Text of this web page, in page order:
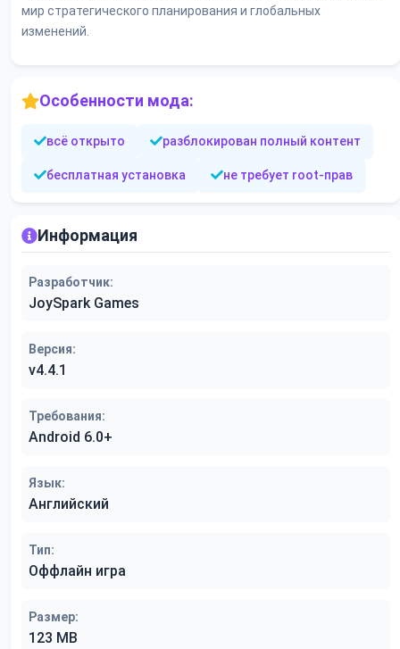
мир стратегического планирования и глобальных
изменений.
Особенности мода:
всё открыто разблокирован полный контент
бесплатная установка не требует root-прав
Информация
Разработчик:
JoySpark Games
Версия:
v4.4.1
Требования:
Android 6.0+
Язык:
Английский
Тип:
Оффлайн игра
Размер:
123 MB